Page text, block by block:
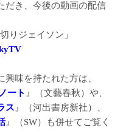
だき、今後の動画の配信
りジェイソン」
味を持たれた方は、
ート 』（文藝春秋）や、
ス 』（河出書房新社）、
』（SW）も併せてご覧く